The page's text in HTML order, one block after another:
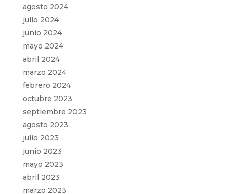
agosto 2024
julio 2024
junio 2024
mayo 2024
abril 2024
marzo 2024
febrero 2024
octubre 2023
septiembre 2023
agosto 2023
julio 2023
junio 2023
mayo 2023
abril 2023
marzo 2023